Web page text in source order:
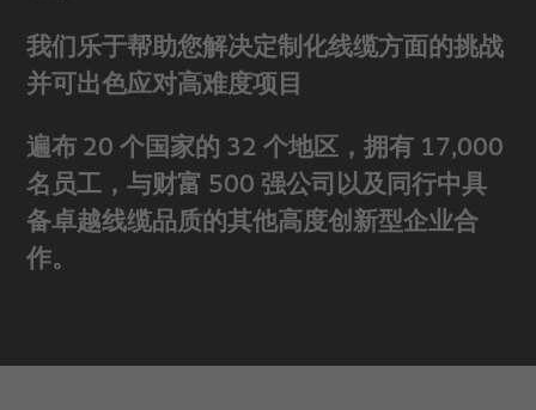
我们乐于帮助您解决定制化线缆方面的挑战
并可出色应对高难度项目
遍布 20 个国家的 32 个地区，拥有 17,000
名员工，与财富 500 强公司以及同行中具
备卓越线缆品质的其他高度创新型企业合
作。